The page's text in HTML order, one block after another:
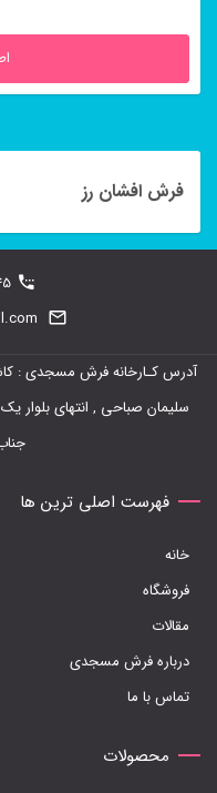
فرش افشان رز
آدرس کـارخانه فرش مسجدی :
فهرست اصلی ترین ها
خانه
فروشگاه
مقالات
درباره فرش مسجدی
تماس با ما
محصولات